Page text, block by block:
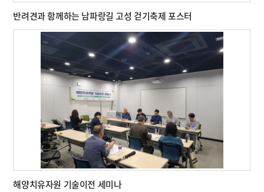
반려견과 함께하는 남파랑길 고성 걷기축제 포스터
해양치유자원 기술이전 세미나